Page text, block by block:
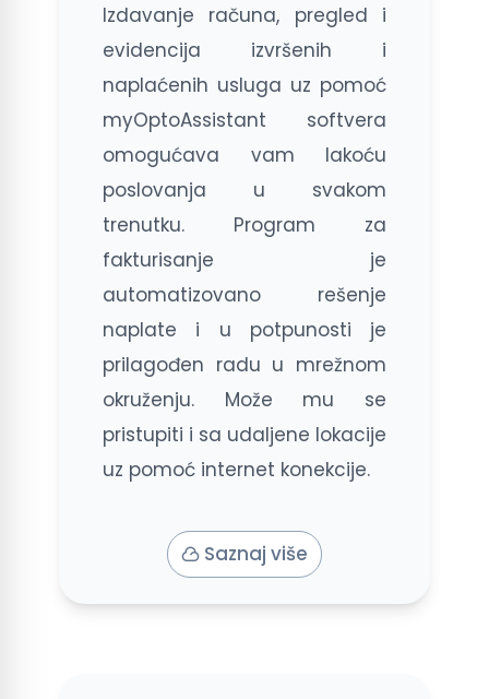
Izdavanje računa, pregled i
evidencija izvršenih i
naplaćenih usluga uz pomoć
myOptoAssistant softvera
omogućava vam lakoću
poslovanja u svakom
trenutku. Program za
fakturisanje je
automatizovano rešenje
naplate i u potpunosti je
prilagođen radu u mrežnom
okruženju. Može mu se
pristupiti i sa udaljene lokacije
uz pomoć internet konekcije.
Saznaj više